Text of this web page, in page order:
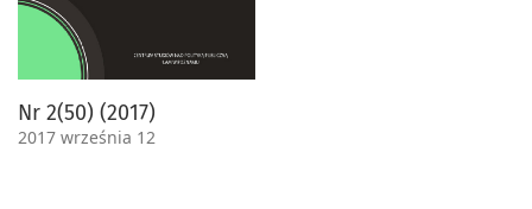
Nr 2(50) (2017)
2017 września 12